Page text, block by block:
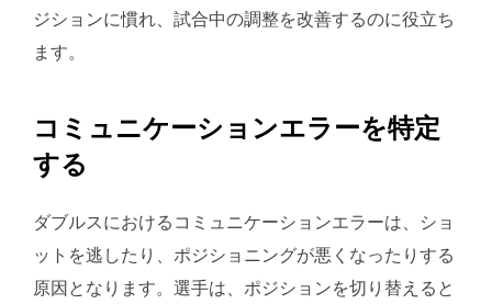
ジションに慣れ、試合中の調整を改善するのに役立ち
ます。
コミュニケーションエラーを特定
する
ダブルスにおけるコミュニケーションエラーは、ショ
ットを逃したり、ポジショニングが悪くなったりする
原因となります。選手は、ポジションを切り替えると